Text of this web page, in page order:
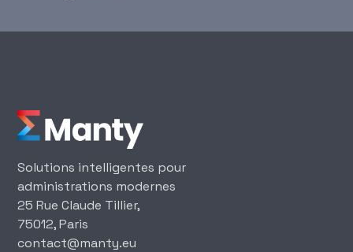
Solutions intelligentes pour
administrations modernes
25 Rue Claude Tillier,
75012, Paris
‍contact@manty.eu